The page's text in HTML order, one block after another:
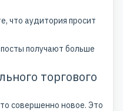
что аудитория просит
получают больше
торгового
совершенно новое. Это